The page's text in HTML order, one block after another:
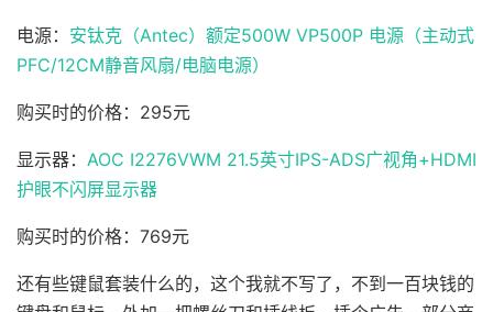
电源： 安钛克（Antec）额定500W VP500P 电源（主动式
PFC/12CM静音风扇/电脑电源）
购买时的价格：295元
显示器： AOC I2276VWM 21.5英寸IPS-ADS广视角+HDMI
护眼不闪屏显示器
购买时的价格：769元
还有些键鼠套装什么的，这个我就不写了，不到一百块钱的